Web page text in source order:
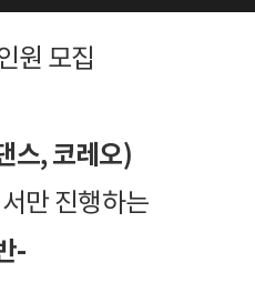
원 모집
스, 코레오)
만 진행하는
-